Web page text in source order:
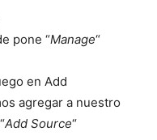
pone “Manage“
en Add
agregar a nuestro
Add Source“